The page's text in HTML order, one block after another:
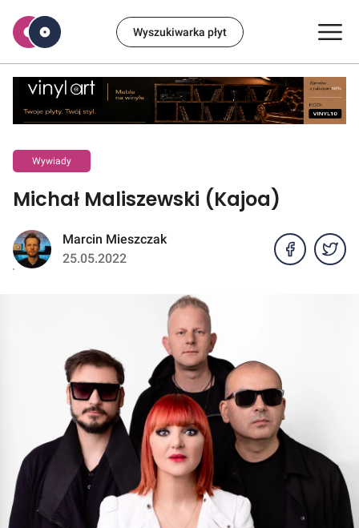
Wyszukiwarka płyt
Wywiady
Michał Maliszewski (Kajoa)
Marcin Mieszczak
25.05.2022